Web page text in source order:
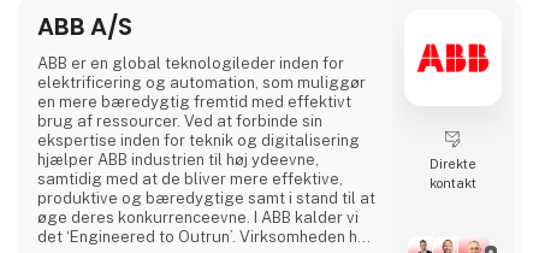
ABB A/S
ABB er en global teknologileder inden for
elektrificering og automation, som muliggør
en mere bæredygtig fremtid med effektivt
brug af ressourcer. Ved at forbinde sin
ekspertise inden for teknik og digitalisering
hjælper ABB industrien til høj ydeevne,
samtidig med at de bliver mere effektive,
produktive og bæredygtige samt i stand til at
øge deres konkurrenceevne. I ABB kalder vi
det ‘Engineered to Outrun’. Virksomheden har
Direkte
kontakt